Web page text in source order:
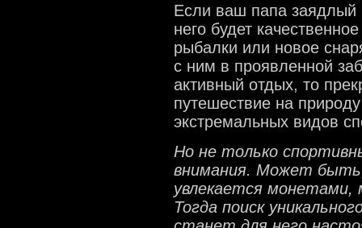
Если ваш папа
него будет
рыбалки или новое
с ним в проявленной
активный отдых, то
путешествие на
экстремальных видов
Но не только
внимания. Может
увлекается монетами,
Тогда поиск